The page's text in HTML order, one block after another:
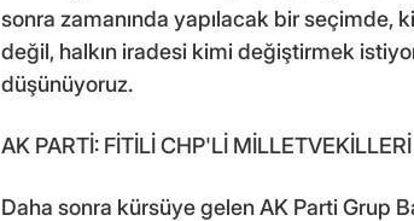
sonra zamanında yapılacak bir seçimde,
değil, halkın iradesi kimi değiştirmek
düşünüyoruz.
AK PARTİ: FİTİLİ CHP'Lİ
Daha sonra kürsüye gelen AK Parti Grup